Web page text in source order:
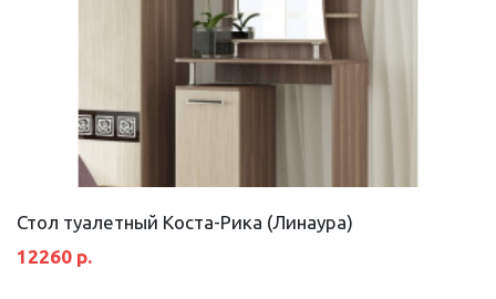
Стол туалетный Коста-Рика (Линаура)
12260 р.